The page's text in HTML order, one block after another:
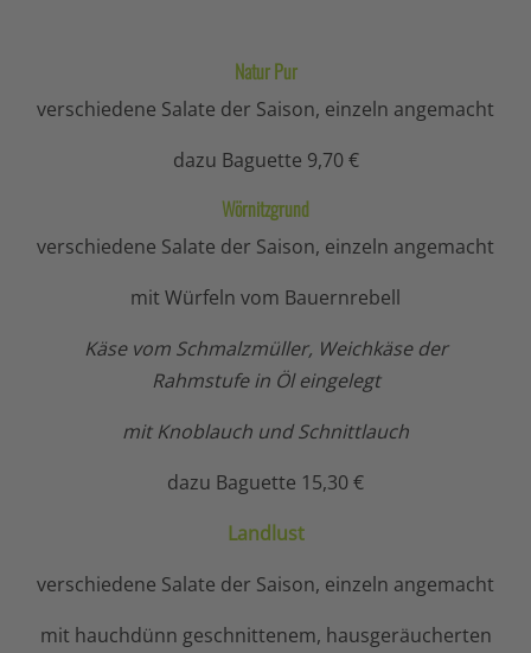
Natur Pur
verschiedene Salate der Saison, einzeln angemacht
dazu Baguette 9,70 €
Wörnitzgrund
verschiedene Salate der Saison, einzeln angemacht
mit Würfeln vom Bauernrebell
Käse vom Schmalzmüller, Weichkäse der
Rahmstufe in Öl eingelegt
mit Knoblauch und Schnittlauch
dazu Baguette 15,30 €
Landlust
verschiedene Salate der Saison, einzeln angemacht
mit hauchdünn geschnittenem, hausgeräucherten